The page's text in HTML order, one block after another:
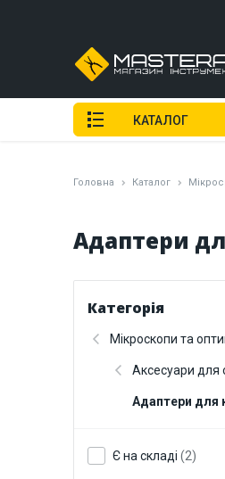
Адаптери
Головна Каталог
Категорія
Мікроскопи та
Аксесуари для
Адаптери для
Є на складі (2)
КАТАЛОГ